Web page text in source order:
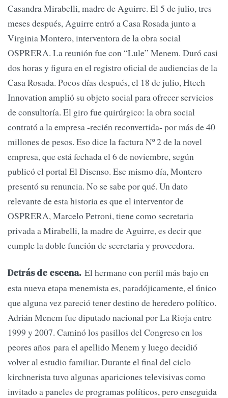
Casandra Mirabelli, madre de Aguirre. El 5 de julio, tres
meses después, Aguirre entró a Casa Rosada junto a
Virginia Montero, interventora de la obra social
OSPRERA. La reunión fue con “Lule” Menem. Duró casi
dos horas y figura en el registro oficial de audiencias de la
Casa Rosada. Pocos días después, el 18 de julio, Htech
Innovation amplió su objeto social para ofrecer servicios
de consultoría. El giro fue quirúrgico: la obra social
contrató a la empresa -recién reconvertida- por más de 40
millones de pesos. Eso dice la factura Nº 2 de la novel
empresa, que está fechada el 6 de noviembre, según
publicó el portal El Disenso. Ese mismo día, Montero
presentó su renuncia. No se sabe por qué. Un dato
relevante de esta historia es que el interventor de
OSPRERA, Marcelo Petroni, tiene como secretaria
privada a Mirabelli, la madre de Aguirre, es decir que
cumple la doble función de secretaria y proveedora.
Detrás de escena. El hermano con perfil más bajo en
esta nueva etapa menemista es, paradójicamente, el único
que alguna vez pareció tener destino de heredero político.
Adrián Menem fue diputado nacional por La Rioja entre
1999 y 2007. Caminó los pasillos del Congreso en los
peores años para el apellido Menem y luego decidió
volver al estudio familiar. Durante el final del ciclo
kirchnerista tuvo algunas apariciones televisivas como
invitado a paneles de programas políticos, pero enseguida